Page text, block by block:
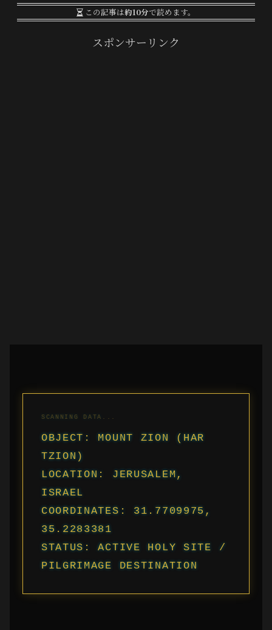
この記事は約10分で読めます。
スポンサーリンク
OBJECT: MOUNT ZION (HAR
TZION)
LOCATION: JERUSALEM,
ISRAEL
COORDINATES: 31.7709975,
35.2283381
STATUS: ACTIVE HOLY SITE /
PILGRIMAGE DESTINATION